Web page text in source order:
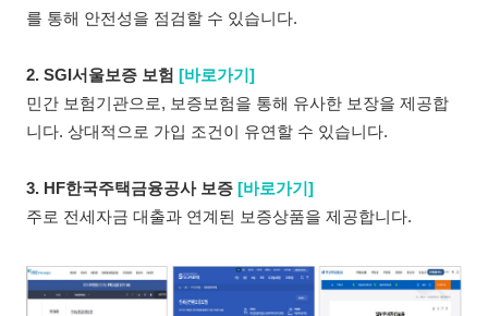
를 통해 안전성을 점검할 수 있습니다.
2. SGI서울보증 보험 [바로가기]
민간 보험기관으로, 보증보험을 통해 유사한 보장을 제공합
니다. 상대적으로 가입 조건이 유연할 수 있습니다.
3. HF한국주택금융공사 보증 [바로가기]
주로 전세자금 대출과 연계된 보증상품을 제공합니다.